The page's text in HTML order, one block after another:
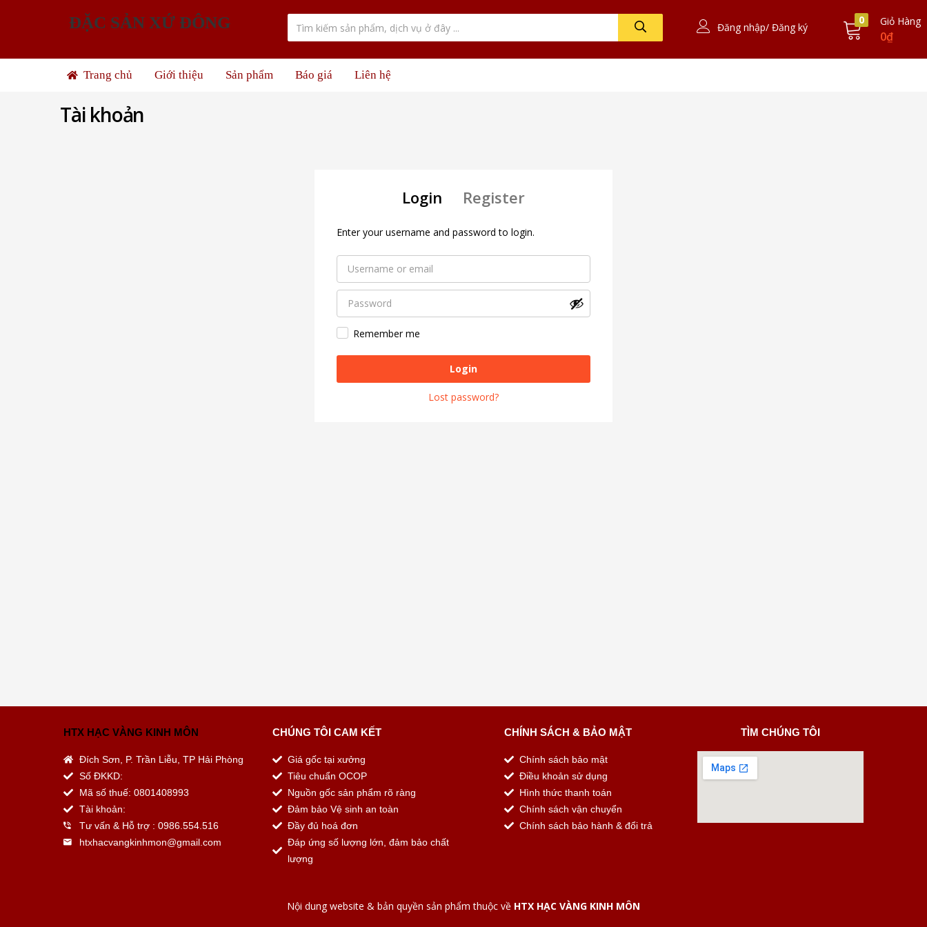
ĐẶC SẢN XỨ ĐÔNG Đăng nhập/ Đăng ký
0 Giỏ Hàng
0₫
Trang chủ Giới thiệu Sản phẩm Báo giá Liên hệ
Tài khoản
Login Register
Enter your username and password to login.
Remember me
Login
Lost password?
HTX HẠC VÀNG KINH MÔN
Đích Sơn, P. Trần Liễu, TP Hải Phòng
Số ĐKKD:
Mã số thuế: 0801408993
Tài khoản:
Tư vấn & Hỗ trợ : 0986.554.516
htxhacvangkinhmon@gmail.com
CHÚNG TÔI CAM KẾT
Giá gốc tại xưởng
Tiêu chuẩn OCOP
Nguồn gốc sản phẩm rõ ràng
Đảm bảo Vệ sinh an toàn
Đầy đủ hoá đơn
Đáp ứng số lượng lớn, đảm bảo chất
lượng
CHÍNH SÁCH & BẢO MẬT
Chính sách bảo mật
Điều khoản sử dụng
Hình thức thanh toán
Chính sách vận chuyển
Chính sách bảo hành & đổi trả
TÌM CHÚNG TÔI
Nội dung website & bản quyền sản phẩm thuộc về HTX HẠC VÀNG KINH MÔN